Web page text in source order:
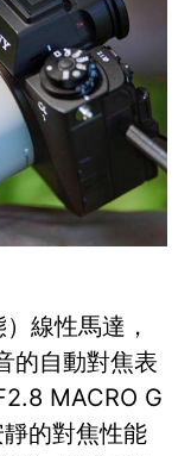
線性馬達，
的自動對焦表
MACRO G
的對焦性能